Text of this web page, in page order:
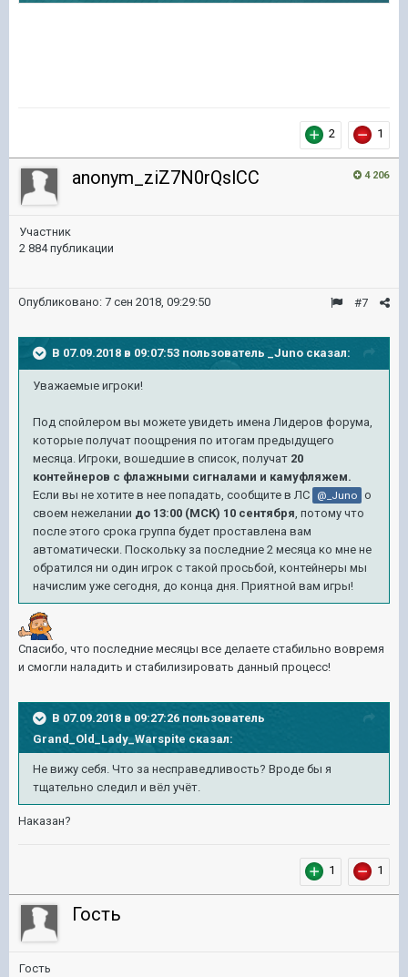
2 1
4 206
anonym_ziZ7N0rQslCC
Участник
2 884 публикации
#7
Опубликовано: 7 сен 2018, 09:29:50
В 07.09.2018 в 09:07:53 пользователь _Juno сказал:
Уважаемые игроки!
Под спойлером вы можете увидеть имена Лидеров форума,
которые получат поощрения по итогам предыдущего
месяца. Игроки, вошедшие в список, получат 20
контейнеров с флажными сигналами и камуфляжем.
Если вы не хотите в нее попадать, сообщите в ЛС
@_Juno о
своем нежелании до 13:00 (МСК) 10 сентября, потому что
после этого срока группа будет проставлена вам
автоматически. Поскольку за последние 2 месяца ко мне не
обратился ни один игрок с такой просьбой, контейнеры мы
начислим уже сегодня, до конца дня. Приятной вам игры!
Спасибо, что последние месяцы все делаете стабильно вовремя
и смогли наладить и стабилизировать данный процесс!
В 07.09.2018 в 09:27:26 пользователь
Grand_Old_Lady_Warspite сказал:
Не вижу себя. Что за несправедливость? Вроде бы я
тщательно следил и вёл учёт.
Наказан?
1 1
Гость
Гость